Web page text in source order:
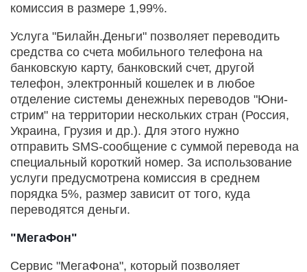
комиссия в размере 1,99%.
Услуга "Билайн.Деньги" позволяет переводить
средства со счета мобильного телефона на
банковскую карту, банковский счет, другой
телефон, электронный кошелек и в любое
отделение системы денежных переводов "Юни­
стрим" на территории нескольких стран (Россия,
Украина, Грузия и др.). Для этого нужно
отправить SMS-сообщение с суммой перевода на
специальный короткий номер. За использование
услуги предусмотрена комиссия в среднем
порядка 5%, размер зависит от того, куда
переводятся деньги.
"МегаФон"
Сервис "МегаФона", который позволяет